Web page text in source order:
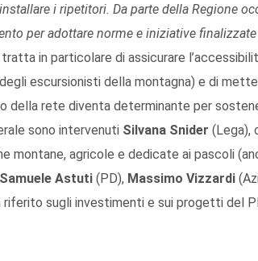
i ripetitori. Da parte della Regione
per adottare norme e iniziative
tratta in particolare di assicurare
escursionisti della montagna) e di
della rete diventa determinante per
sono intervenuti Silvana Snider (Lega),
montane, agricole e dedicate ai pascoli
Samuele Astuti (PD), Massimo Vizzardi
riferito sugli investimenti e sui progetti del